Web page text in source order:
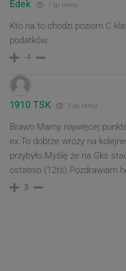
Edek 7 lat temu
Kto na to chodzi poziom C
podatków.
-4
1910 TSK 7 lat temu
Brawo.Mamy najwięcej
ex.To dobrze wróży na
przybyło.Myślę że na Gks
ostatnio (12tś).Pozdrawiam
3